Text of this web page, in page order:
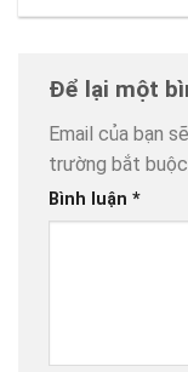
Để lại một
Email của bạn
trường bắt
Bình luận *